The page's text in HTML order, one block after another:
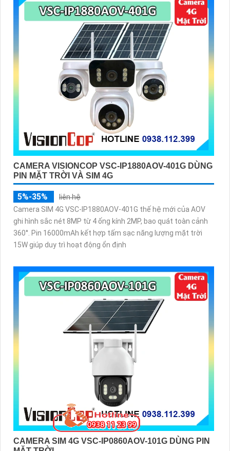
CAMERA VISIONCOP VSC-IP1880AOV-401G DÙNG
PIN MẶT TRỜI VÀ SIM 4G
5%-35%
liên hệ
Camera SIM 4G VSC-IP1880AOV-401G thế hệ mới của AOV
ghi hình sắc nét 8MP từ 4 ống kính 2MP, bao quát toàn cảnh
360°. Pin 16000mAh kết hợp tấm sạc năng lượng mặt trời
15W giúp duy trì hoạt động ổn định
CAMERA SIM 4G VSC-IP0860AOV-101G DÙNG PIN